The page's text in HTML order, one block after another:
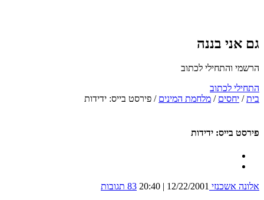
גם אני בננה
הרשמי והתחילי לכתוב
התחילי לכתוב
בית/ יחסים / מלחמת המינים / פירסט בייס: ידידות
פירסט בייס: ידידות
אלונה אשכנזי 12/22/2001 | 20:40
83 תגובות